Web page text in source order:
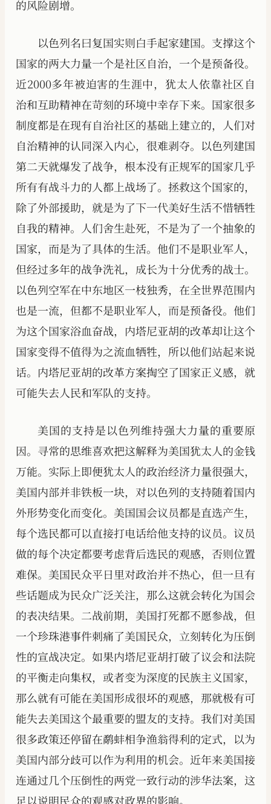
的风险剧增。
以色列名曰复国实则白手起家建国。支撑这个
国家的两大力量一个是社区自治，一个是预备役。
近2000多年被迫害的生涯中，犹太人依靠社区自
治和互助精神在苛刻的环境中幸存下来。国家很多
制度都是在现有自治社区的基础上建立的，人们对
自治精神的认同深入内心，很难剥夺。以色列建国
第二天就爆发了战争，根本没有正规军的国家几乎
所有有战斗力的人都上战场了。拯救这个国家的，
除了外部援助，就是为了下一代美好生活不惜牺牲
自我的精神。人们舍生赴死，不是为了一个抽象的
国家，而是为了具体的生活。他们不是职业军人，
但经过多年的战争洗礼，成长为十分优秀的战士。
以色列空军在中东地区一枝独秀，在全世界范围内
也是一流，但都不是职业军人，而是预备役。他们
为这个国家浴血奋战，内塔尼亚胡的改革却让这个
国家变得不值得为之流血牺牲，所以他们站起来说
话。内塔尼亚胡的改革方案掏空了国家正义感，就
可能失去人民和军队的支持。
美国的支持是以色列维持强大力量的重要原
因。寻常的思维喜欢把这解释为美国犹太人的金钱
万能。实际上即便犹太人的政治经济力量很强大，
美国内部并非铁板一块，对以色列的支持随着国内
外形势变化而变化。美国国会议员都是直选产生，
每个选民都可以直接打电话给他支持的议员。议员
做的每个决定都要考虑背后选民的观感，否则位置
难保。美国民众平日里对政治并不热心，但一旦有
些话题成为民众广泛关注，那么这就会转化为国会
的表决结果。二战前期，美国打死都不愿参战，但
一个珍珠港事件刺痛了美国民众，立刻转化为压倒
性的宣战决定。如果内塔尼亚胡打破了议会和法院
的平衡走向集权，或者变为深度的民族主义国家，
那么就有可能在美国形成很坏的观感，那就极有可
能失去美国这个最重要的盟友的支持。我们对美国
很多政策还停留在鹬蚌相争渔翁得利的定式，以为
美国内部分歧可以作为利用的机会。近年来美国接
连通过几个压倒性的两党一致行动的涉华法案，这
足以说明民众的观感对政界的影响。